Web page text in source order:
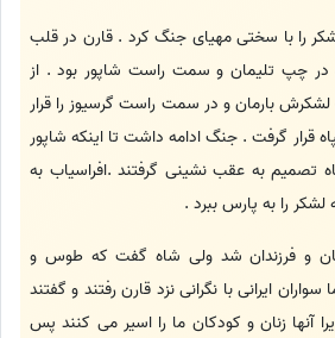
را با سختی مهیای جنگ کرد . قارن در قلب
در چپ تلیمان و سمت راست شاپور بود . از
بارمان و در سمت راست گرسیوز را قرار
قرار گرفت . جنگ ادامه داشت تا اینکه شاپور
به عقب نشینی گرفتند .افراسیاب به
را به پارس ببرد .
و فرزندان شد ولی شاه گفت که طوس و
ایرانی با نگرانی نزد قارن رفتند و گفتند
آنها زنان و کودکان ما را اسیر می کنند پس